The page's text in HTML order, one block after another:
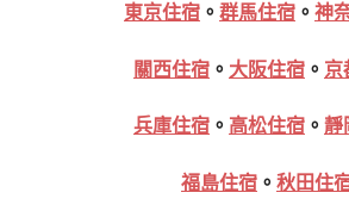
東京住宿 。 群馬住宿 。 神
關西住宿 。 大阪住宿 。 京
兵庫住宿 。 高松住宿 。 靜
福島住宿 。 秋田住